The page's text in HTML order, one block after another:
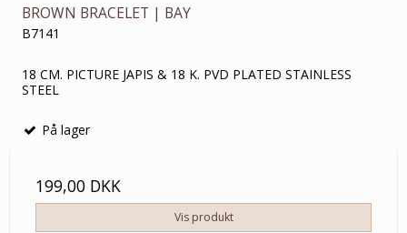
BROWN BRACELET | BAY
B7141
18 CM. PICTURE JAPIS & 18 K. PVD PLATED STAINLESS
STEEL
På lager
199,00 DKK
Vis produkt